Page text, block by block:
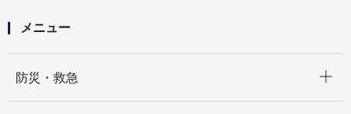
メニュー
防災・救急